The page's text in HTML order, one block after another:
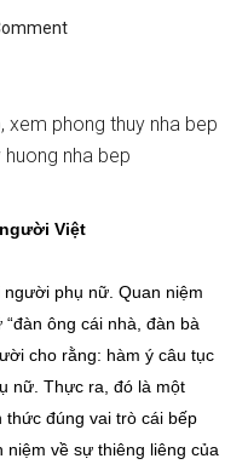
Việt
phụ nữ. Quan niệm
ông cái nhà, đàn bà
cho rằng: hàm ý câu tục
nữ. Thực ra, đó là một
thức đúng vai trò cái bếp
về sự thiêng liêng của